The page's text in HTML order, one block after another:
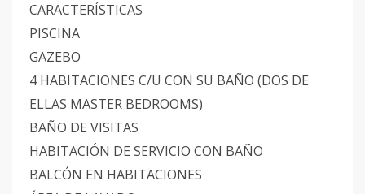
CARACTERÍSTICAS
PISCINA
GAZEBO
4 HABITACIONES C/U CON SU BAÑO (DOS DE
ELLAS MASTER BEDROOMS)
BAÑO DE VISITAS
HABITACIÓN DE SERVICIO CON BAÑO
BALCÓN EN HABITACIONES